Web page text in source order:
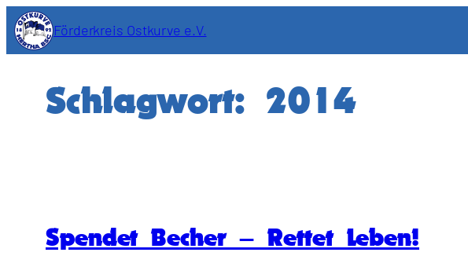
Zum
Inhalt
Förderkreis Ostkurve e.V.
Schlagwort: 2014
Spendet Becher – Rettet Leben!